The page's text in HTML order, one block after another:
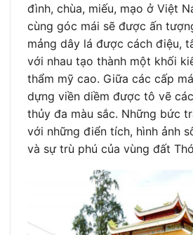
đình, chùa, miếu, mạo ở Việt
cùng góc mái sẽ được ấn
mảng dây lá được cách điệu,
với nhau tạo thành một khối
thẩm mỹ cao. Giữa các cấp
dựng viền diềm được tô vẽ
thủy đa màu sắc. Những bức
với những điển tích, hình ảnh
và sự trù phú của vùng đất